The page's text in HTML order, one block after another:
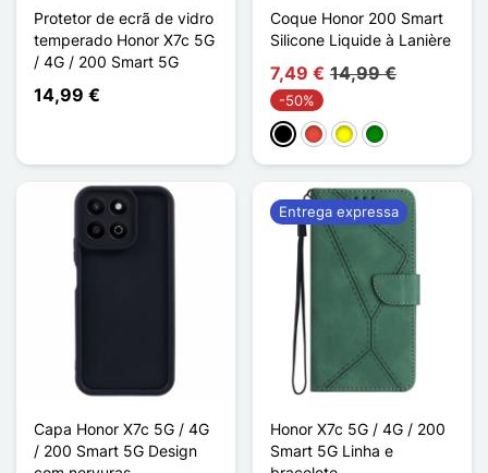
Protetor de ecrã de vidro
temperado Honor X7c 5G
/ 4G / 200 Smart 5G
14,99 €
Coque Honor 200 Smart
Silicone Liquide à Lanière
7,49 € 14,99 €
-50%
PretoVermelho
Amarelo
Verde
Capa Honor X7c 5G / 4G
/ 200 Smart 5G Design
Honor X7c 5G / 4G / 200
Smart 5G Linha e
Entrega expressa